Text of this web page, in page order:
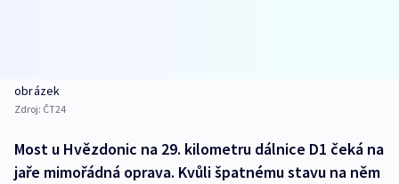
obrázek
Zdroj: ČT24
Most u Hvězdonic na 29. kilometru dálnice D1 čeká na
jaře mimořádná oprava. Kvůli špatnému stavu na něm